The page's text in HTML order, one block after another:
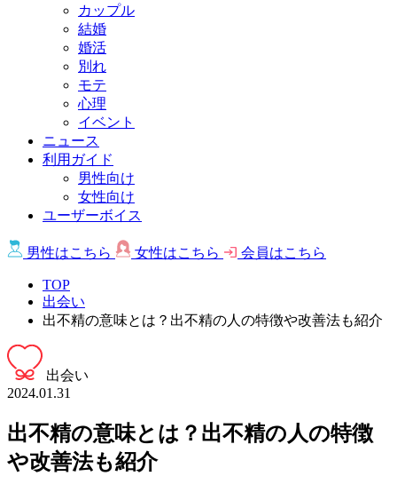
カップル
結婚
婚活
別れ
モテ
心理
イベント
ニュース
利用ガイド
男性向け
女性向け
ユーザーボイス
男性はこちら 女性はこちら 会員はこちら
TOP
出会い
出不精の意味とは？出不精の人の特徴や改善法も紹介
出会い
2024.01.31
出不精の意味とは？出不精の人の特徴
や改善法も紹介